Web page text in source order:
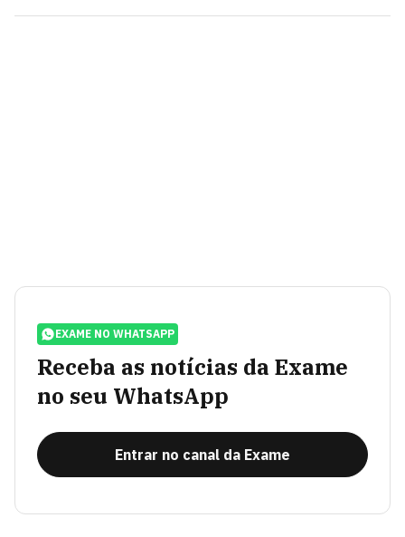
EXAME NO WHATSAPP
Receba as notícias da Exame
no seu WhatsApp
Entrar no canal da Exame